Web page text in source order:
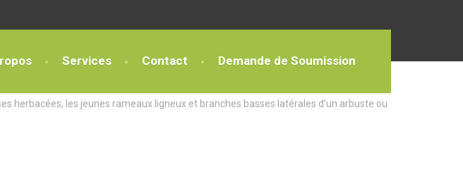
Services Contact Demande de Soumission
herbacées, les jeunes rameaux ligneux et branches basses latérales d’un arbuste ou